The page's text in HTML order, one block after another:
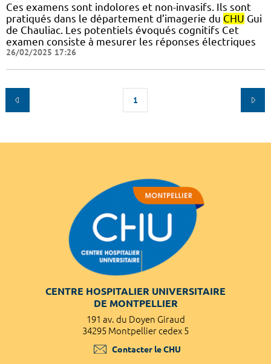
Ces examens sont indolores et non-invasifs. Ils sont
pratiqués dans le département d’imagerie du CHU Gui
de Chauliac. Les potentiels évoqués cognitifs Cet
examen consiste à mesurer les réponses électriques
26/02/2025 17:26
1
CENTRE HOSPITALIER UNIVERSITAIRE
DE MONTPELLIER
191 av. du Doyen Giraud
34295 Montpellier cedex 5
Contacter le CHU